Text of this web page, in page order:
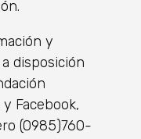
y
disposición
Facebook,
(0985)760-